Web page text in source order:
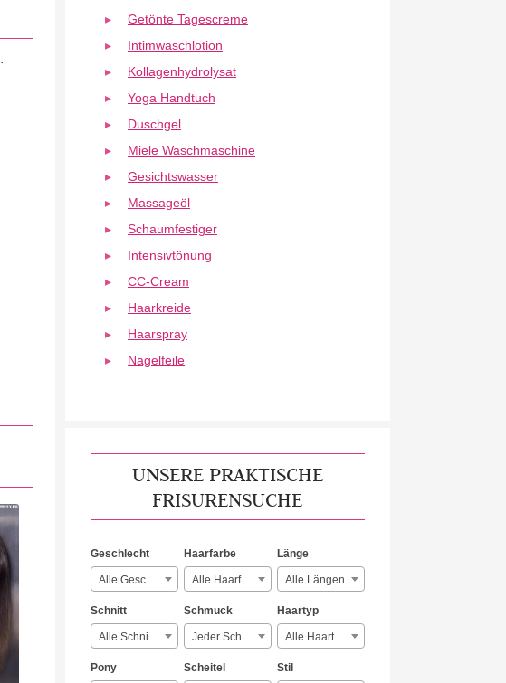
⋅
Getönte Tagescreme
Intimwaschlotion
Kollagenhydrolysat
Yoga Handtuch
Duschgel
Miele Waschmaschine
Gesichtswasser
Massageöl
Schaumfestiger
Intensivtönung
CC-Cream
Haarkreide
Haarspray
Nagelfeile
UNSERE PRAKTISCHE
FRISURENSUCHE
Geschlecht
Alle Geschlechter
Haarfarbe
Alle Haarfarben
Länge
Alle Längen
Schnitt
Alle Schnitte
Schmuck
Jeder Schmuck
Haartyp
Alle Haartypen
Pony Scheitel Stil